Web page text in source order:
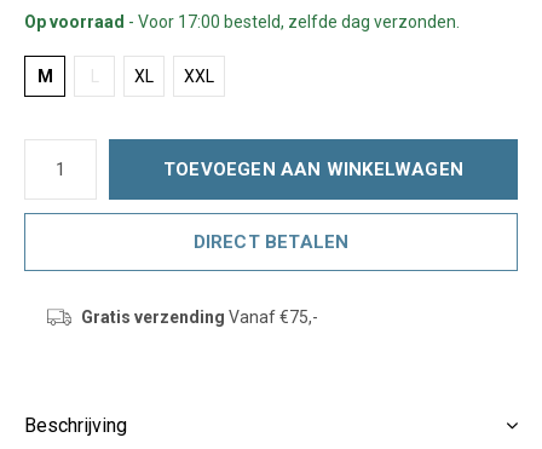
Op voorraad - Voor 17:00 besteld, zelfde dag verzonden.
M XL XXL
TOEVOEGEN AAN WINKELWAGEN
DIRECT BETALEN
Gratis verzending Vanaf €75,-
Beschrijving